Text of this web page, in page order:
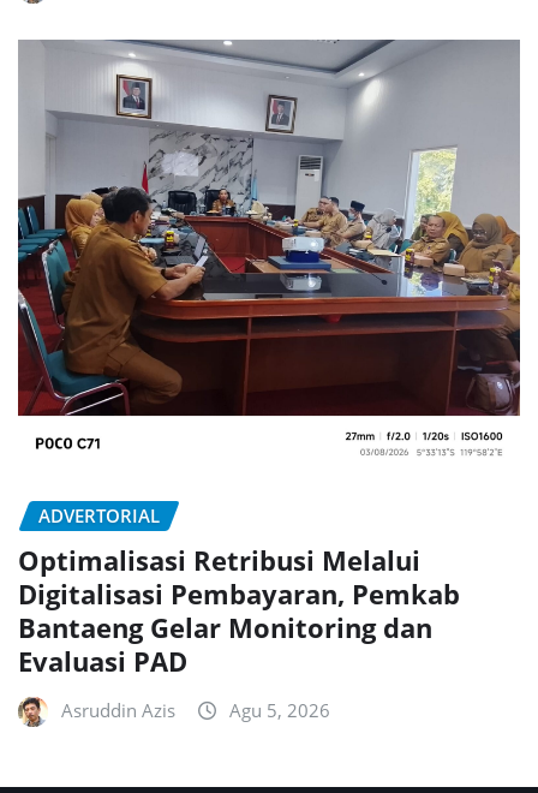
ADVERTORIAL
Optimalisasi Retribusi Melalui
Digitalisasi Pembayaran, Pemkab
Bantaeng Gelar Monitoring dan
Evaluasi PAD
Asruddin Azis Agu 5, 2026